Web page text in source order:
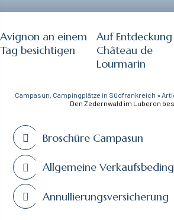
Avignon an einem
Tag besichtigen
Auf Entdeckung
Château de
Lourmarin
Campasun, Campingplätze in Südfrankreich »
Den Zedernwald im Luberon
Broschüre Campasun
Allgemeine
Annullierungsversicherung